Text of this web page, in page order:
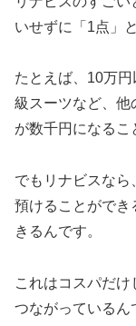
いせずに「1点」
たとえば、10万
級スーツなど、他
が数千円になるこ
でもリナビスな
預けることができ
きるんです。
これはコスパだ
つながっているん